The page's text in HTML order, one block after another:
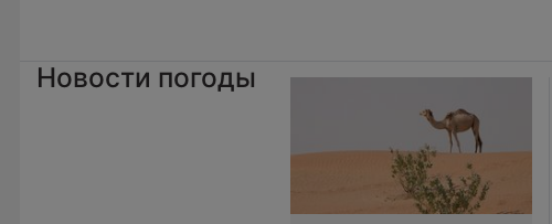
Новости погоды